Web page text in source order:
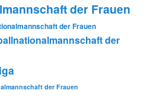
der Frauen
der Frauen
der
der Frauen